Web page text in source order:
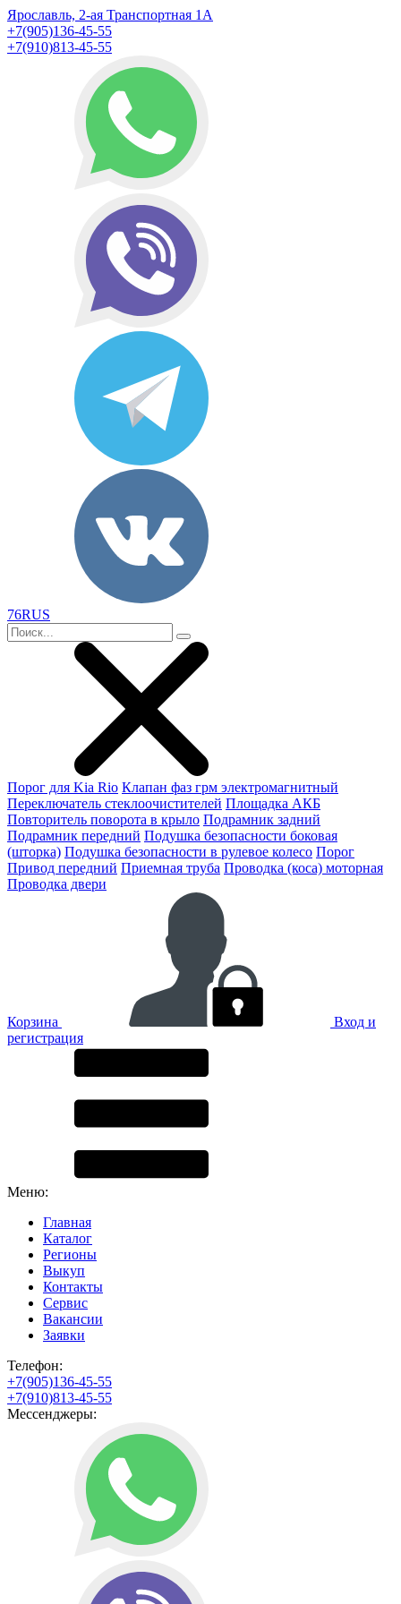
Ярославль, 2-ая Транспортная 1А
+7(905)136-45-55
+7(910)813-45-55
76RUS
Порог для Kia Rio Клапан фаз грм электромагнитный
Переключатель стеклоочистителей Площадка АКБ
Повторитель поворота в крыло Подрамник задний
Подрамник передний Подушка безопасности боковая
(шторка) Подушка безопасности в рулевое колесо Порог
Привод передний Приемная труба Проводка (коса) моторная
Проводка двери
Корзина
Вход и
регистрация
Меню:
Главная
Каталог
Регионы
Выкуп
Контакты
Сервис
Вакансии
Заявки
Телефон:
+7(905)136-45-55
+7(910)813-45-55
Мессенджеры: